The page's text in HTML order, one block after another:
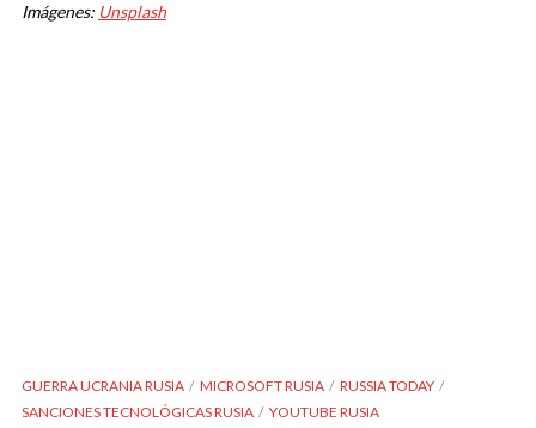
Imágenes: Unsplash
GUERRA UCRANIA RUSIA MICROSOFT RUSIA
RUSSIA TODAY
SANCIONES TECNOLÓGICAS RUSIA
YOUTUBE RUSIA